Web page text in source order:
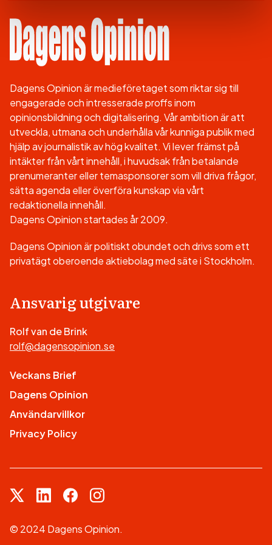
Dagens Opinion är medieföretaget som riktar sig till
engagerade och intresserade proffs inom
opinionsbildning och digitalisering. Vår ambition är att
utveckla, utmana och underhålla vår kunniga publik med
hjälp av journalistik av hög kvalitet. Vi lever främst på
intäkter från vårt innehåll, i huvudsak från betalande
prenumeranter eller temasponsorer som vill driva frågor,
sätta agenda eller överföra kunskap via vårt
redaktionella innehåll.
Dagens Opinion startades år 2009.
Dagens Opinion är politiskt obundet och drivs som ett
privatägt oberoende aktiebolag med säte i Stockholm.
Ansvarig utgivare
Rolf van de Brink
rolf@dagensopinion.se
Veckans Brief
Dagens Opinion
Användarvillkor
Privacy Policy
© 2024 Dagens Opinion.